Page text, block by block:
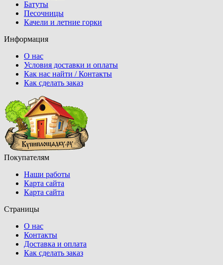
Батуты
Песочницы
Качели и летние горки
Информация
О нас
Условия доставки и оплаты
Как нас найти / Контакты
Как сделать заказ
Покупателям
Наши работы
Карта сайта
Карта сайта
Страницы
О нас
Контакты
Доставка и оплата
Как сделать заказ